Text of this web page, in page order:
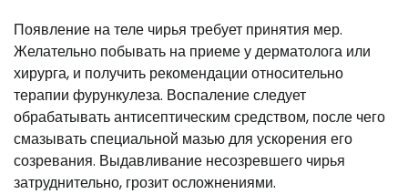
Появление на теле чирья требует принятия мер.
Желательно побывать на приеме у дерматолога или
хирурга, и получить рекомендации относительно
терапии фурункулеза. Воспаление следует
обрабатывать антисептическим средством, после чего
смазывать специальной мазью для ускорения его
созревания. Выдавливание несозревшего чирья
затруднительно, грозит осложнениями.